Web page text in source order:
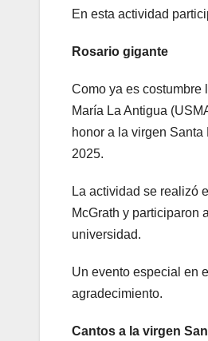
En esta actividad
Rosario gigante
Como ya es costumbre
María La Antigua
honor a la virgen
2025.
La actividad se realizó
McGrath y participaron
universidad.
Un evento especial en
agradecimiento.
Cantos a la virgen